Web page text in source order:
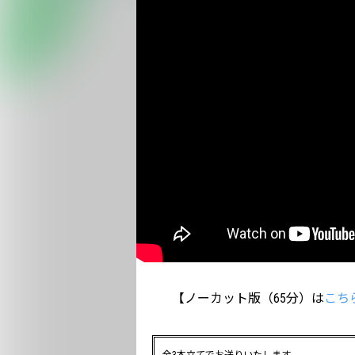
【ノーカット版（65分）は こち